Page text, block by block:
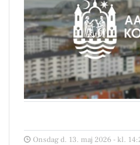
Onsdag d. 13. maj 2026 - kl.